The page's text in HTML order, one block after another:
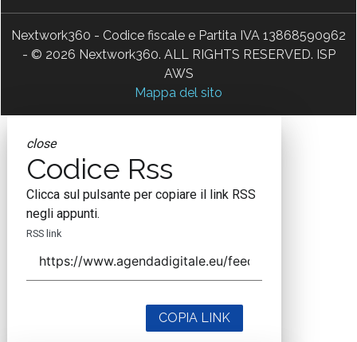
Nextwork360 - Codice fiscale e Partita IVA 13868590962
- © 2026 Nextwork360. ALL RIGHTS RESERVED. ISP
AWS
Mappa del sito
close
Codice Rss
Clicca sul pulsante per copiare il link RSS
negli appunti.
RSS link
COPIA LINK